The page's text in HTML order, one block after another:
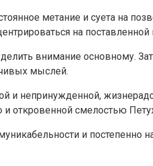
метание и суета на
на
внимание основному.
мыслей.
непринужденной,
откровенной смелостью
и